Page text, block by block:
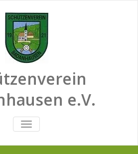
e.V.
SCHALTE
NAVIGATION